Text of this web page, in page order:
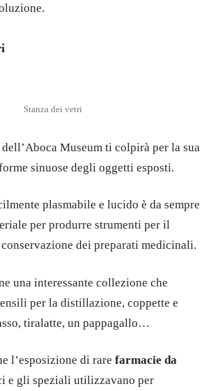
Stanza dei vetri
dell’Aboca Museum ti colpirà per la sua
sinuose degli oggetti esposti.
plasmabile e lucido è da sempre
per produrre strumenti per il
dei preparati medicinali.
una interessante collezione che
per la distillazione, coppette e
tiralatte, un pappagallo…
l’esposizione di rare farmacie da
e gli speziali utilizzavano per